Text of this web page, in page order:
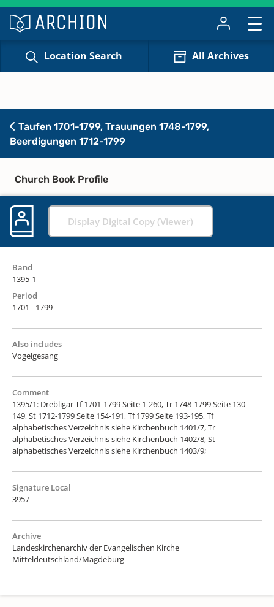
Location Search All Archives
Taufen 1701-1799, Trauungen 1748-1799,
Beerdigungen 1712-1799
Church Book Profile
Display Digital Copy (Viewer)
Band
1395-1
Period
1701 - 1799
Also includes
Vogelgesang
Comment
1395/1: Drebligar Tf 1701-1799 Seite 1-260, Tr 1748-1799 Seite 130-
149, St 1712-1799 Seite 154-191, Tf 1799 Seite 193-195, Tf
alphabetisches Verzeichnis siehe Kirchenbuch 1401/7, Tr
alphabetisches Verzeichnis siehe Kirchenbuch 1402/8, St
alphabetisches Verzeichnis siehe Kirchenbuch 1403/9;
Signature Local
3957
Archive
Landeskirchenarchiv der Evangelischen Kirche
Mitteldeutschland/Magdeburg